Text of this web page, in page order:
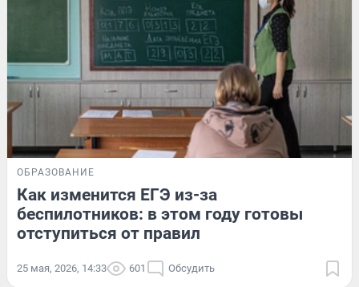
ОБРАЗОВАНИЕ
Как изменится ЕГЭ из-за
беспилотников: в этом году готовы
отступиться от правил
25 мая, 2026, 14:33 601 Обсудить